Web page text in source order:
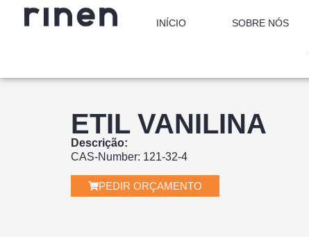
INÍCIO SOBRE NÓS
ETIL VANILINA
Descrição:
CAS-Number: 121-32-4
PEDIR ORÇAMENTO